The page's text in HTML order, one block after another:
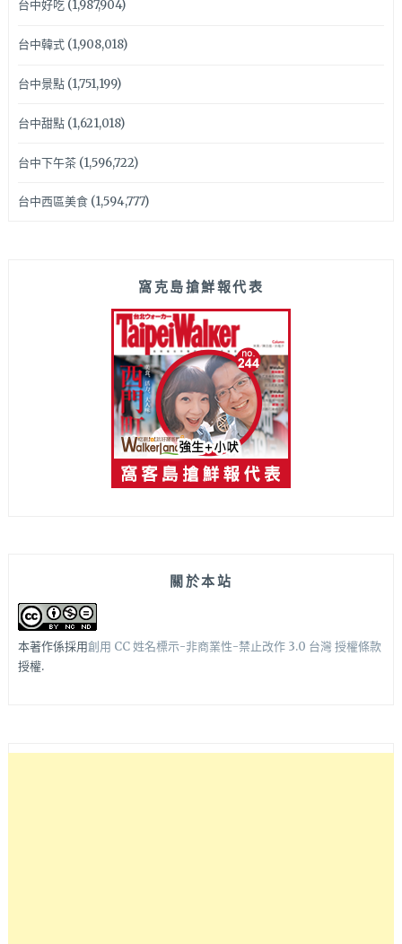
台中好吃(1,987,904)
台中韓式(1,908,018)
台中景點(1,751,199)
台中甜點(1,621,018)
台中下午茶(1,596,722)
台中西區美食(1,594,777)
窩克島搶鮮報代表
關於本站
本著作係採用創用 CC 姓名標示-非商業性-禁止改作 3.0 台灣 授權條款
授權.